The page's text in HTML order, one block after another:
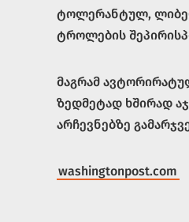
ტოლერანტულ,
ტროლების
მაგრამ
ზედმეტად ხშირად
არჩევნებზე
washingtonpost.com